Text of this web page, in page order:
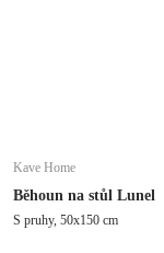
Kave Home
Běhoun na stůl Lunel
S pruhy, 50x150 cm